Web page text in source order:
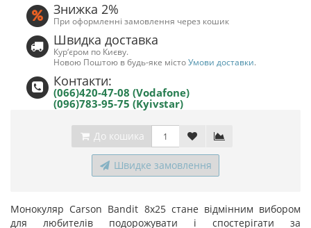
Знижка 2%
При оформленні замовлення через кошик
Швидка доставка
Кур‘єром по Києву.
Новою Поштою в будь-яке містоУмови доставки.
Контакти:
(066)420-47-08 (Vodafone)
(096)783-95-75 (Kyivstar)
До кошика
Швидке замовлення
Монокуляр Carson Bandit 8x25 стане відмінним вибором
для любителів подорожувати і спостерігати за